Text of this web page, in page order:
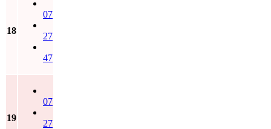
18
07
27
47
19
07
27